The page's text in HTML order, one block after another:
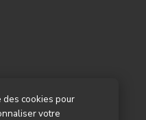
cookies pour
votre